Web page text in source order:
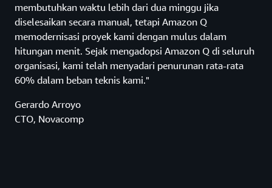
membutuhkan waktu lebih dari dua minggu jika
diselesaikan secara manual, tetapi Amazon Q
memodernisasi proyek kami dengan mulus dalam
hitungan menit. Sejak mengadopsi Amazon Q di seluruh
organisasi, kami telah menyadari penurunan rata-rata
60% dalam beban teknis kami."
Gerardo Arroyo
CTO, Novacomp